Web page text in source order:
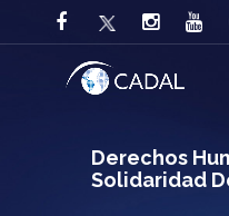
Derechos
Solidaridad